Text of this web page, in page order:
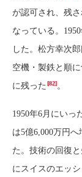
が認可され、残
なっている。
した。松方幸次
空機・製鉄と順
に残った [82]。
1950年6月にいっ
は5億6,000万円
た。技術の回復
にスイスのエッ